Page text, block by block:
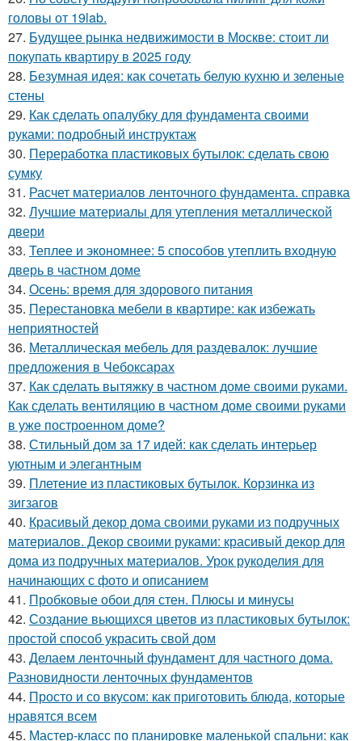
головы от 19lab.
27. Будущее рынка недвижимости в Москве: стоит ли
покупать квартиру в 2025 году
28. Безумная идея: как сочетать белую кухню и зеленые
стены
29. Как сделать опалубку для фундамента своими
руками: подробный инструктаж
30. Переработка пластиковых бутылок: сделать свою
сумку
31. Расчет материалов ленточного фундамента. справка
32. Лучшие материалы для утепления металлической
двери
33. Теплее и экономнее: 5 способов утеплить входную
дверь в частном доме
34. Осень: время для здорового питания
35. Перестановка мебели в квартире: как избежать
неприятностей
36. Металлическая мебель для раздевалок: лучшие
предложения в Чебоксарах
37. Как сделать вытяжку в частном доме своими руками.
Как сделать вентиляцию в частном доме своими руками
в уже построенном доме?
38. Стильный дом за 17 идей: как сделать интерьер
уютным и элегантным
39. Плетение из пластиковых бутылок. Корзинка из
зигзагов
40. Красивый декор дома своими руками из подручных
материалов. Декор своими руками: красивый декор для
дома из подручных материалов. Урок рукоделия для
начинающих с фото и описанием
41. Пробковые обои для стен. Плюсы и минусы
42. Создание вьющихся цветов из пластиковых бутылок:
простой способ украсить свой дом
43. Делаем ленточный фундамент для частного дома.
Разновидности ленточных фундаментов
44. Просто и со вкусом: как приготовить блюда, которые
нравятся всем
45. Мастер-класс по планировке маленькой спальни: как